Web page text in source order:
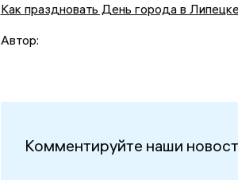
Как праздновать День города в
Автор:
Комментируйте наши